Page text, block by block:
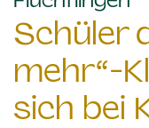
Schüler
mehr“-
sich bei